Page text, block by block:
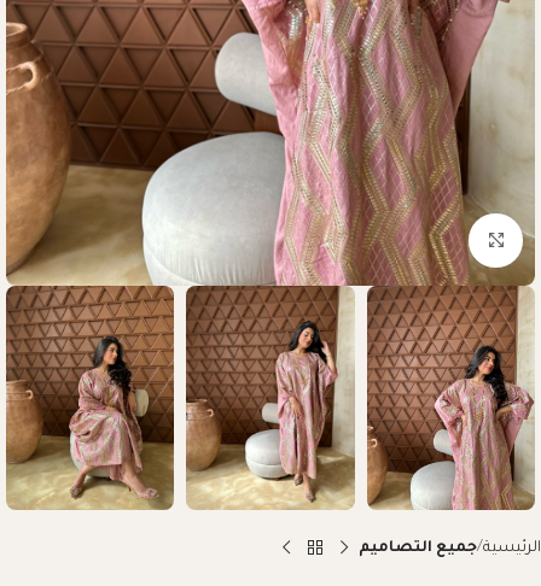
Click to enlarge
الرئيسية جميع التصاميم